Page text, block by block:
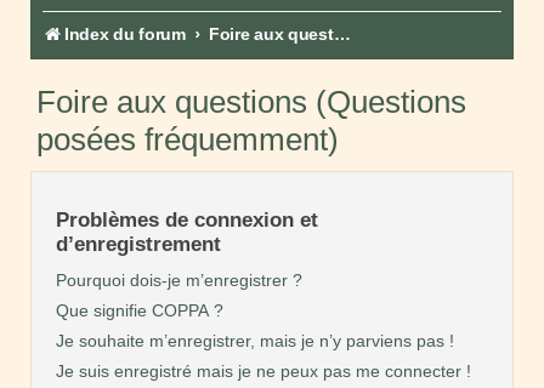
Index du forum Foire aux questions (Questions posées fréquemment)
Foire aux questions (Questions
posées fréquemment)
Problèmes de connexion et
d’enregistrement
Pourquoi dois-je m’enregistrer ?
Que signifie COPPA ?
Je souhaite m’enregistrer, mais je n’y parviens pas !
Je suis enregistré mais je ne peux pas me connecter !